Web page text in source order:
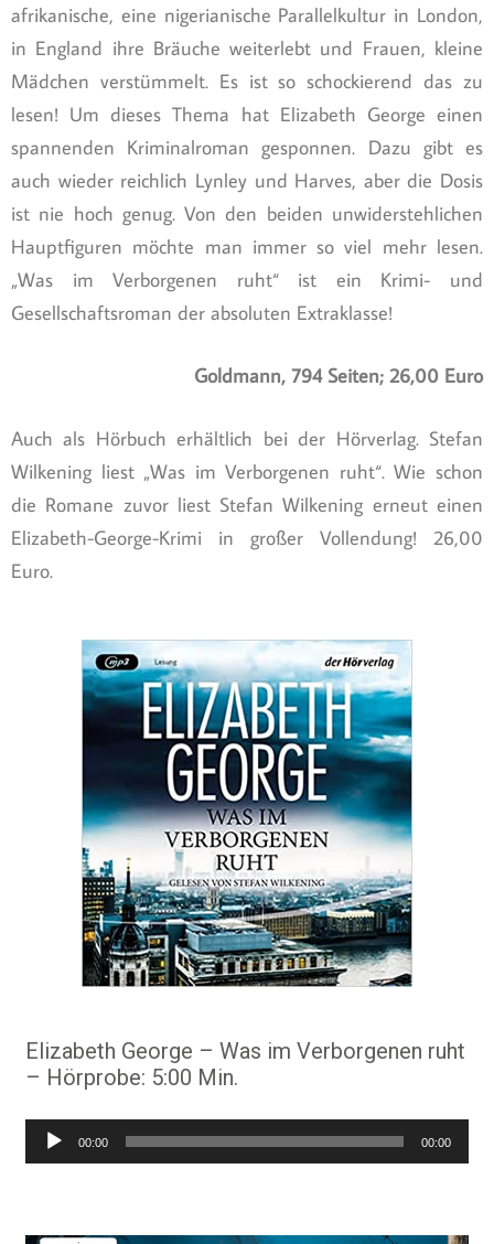
afrikanische, eine nigerianische Parallelkultur in London,
in England ihre Bräuche weiterlebt und Frauen, kleine
Mädchen verstümmelt. Es ist so schockierend das zu
lesen! Um dieses Thema hat Elizabeth George einen
spannenden Kriminalroman gesponnen. Dazu gibt es
auch wieder reichlich Lynley und Harves, aber die Dosis
ist nie hoch genug. Von den beiden unwiderstehlichen
Hauptfiguren möchte man immer so viel mehr lesen.
„Was im Verborgenen ruht“ ist ein Krimi- und
Gesellschaftsroman der absoluten Extraklasse!
Goldmann, 794 Seiten; 26,00 Euro
Auch als Hörbuch erhältlich bei der Hörverlag. Stefan
Wilkening liest „Was im Verborgenen ruht“. Wie schon
die Romane zuvor liest Stefan Wilkening erneut einen
Elizabeth-George-Krimi in großer Vollendung! 26,00
Euro.
Elizabeth George – Was im Verborgenen ruht
– Hörprobe: 5:00 Min.
Audio-
Player
00:00 00:00